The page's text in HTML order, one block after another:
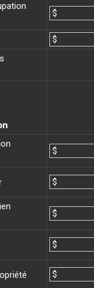
$
$
$
$
$
$
$